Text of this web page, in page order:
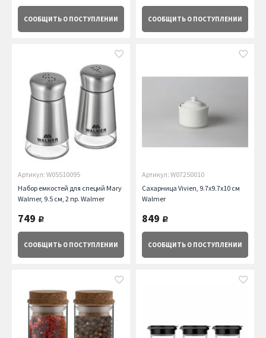
СООБЩИТЬ О ПОСТУПЛЕНИИ СООБЩИТЬ О ПОСТУПЛЕНИИ
Артикул: W05510095
Набор емкостей для специй Mary
Walmer, 9.5 см, 2 пр. Walmer
749 руб.
СООБЩИТЬ О ПОСТУПЛЕНИИ
Артикул: W07250010
Сахарница Vivien, 9.7х9.7х10 см
Walmer
849 руб.
СООБЩИТЬ О ПОСТУПЛЕНИИ